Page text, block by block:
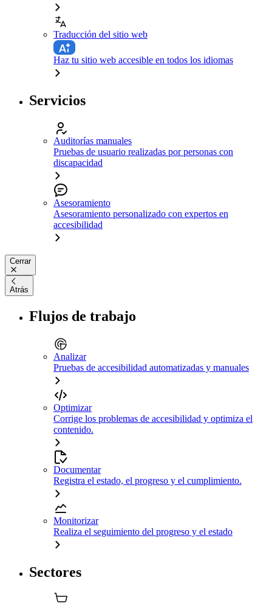
Traducción del sitio web
Haz tu sitio web accesible en todos los idiomas
Servicios
Auditorías manuales
Pruebas de usuario realizadas por personas con
discapacidad
Asesoramiento
Asesoramiento personalizado con expertos en
accesibilidad
Cerrar
Atrás
Flujos de trabajo
Analizar
Pruebas de accesibilidad automatizadas y manuales
Optimizar
Corrige los problemas de accesibilidad y optimiza el
contenido.
Documentar
Registra el estado, el progreso y el cumplimiento.
Monitorizar
Realiza el seguimiento del progreso y el estado
Sectores